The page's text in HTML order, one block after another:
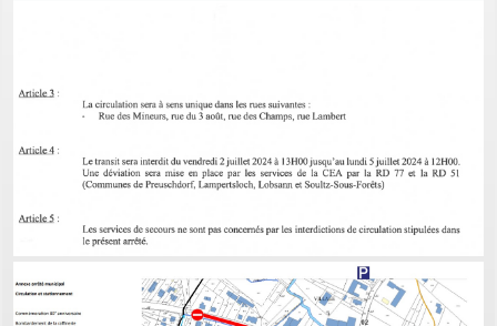
Depuis le 3 janvier 2022, vous pouvez profiter de la
voie électronique (SVE)
d’autorisation d’urbanisme
préalable et certificat d’urbanisme) avec les mêmes garanties de
et de prise en compte de votre dossier qu’un dépôt par papier.
Nous vous proposons un téléservice, destiné aux particuliers